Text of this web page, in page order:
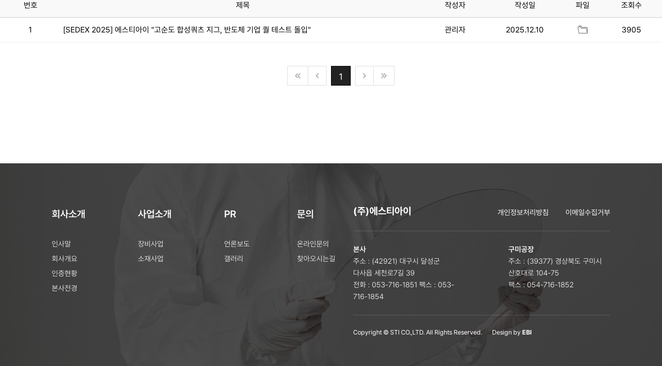
번호 제목 작성자 작성일 파일 조회수
1 [SEDEX 2025] 에스티아이 "고순도 합성쿼츠 지그, 반도체 기업 퀄 테스트 돌입" 관리자 2025.12.10 3905
1
회사소개
인사말
회사개요
인증현황
본사전경
사업소개
장비사업
소재사업
PR
언론보도
갤러리
문의
온라인문의
찾아오시는길
(주)에스티아이 개인정보처리방침 이메일수집거부
본사
주소 : (42921) 대구시 달성군
다사읍 세천로7길 39
전화 : 053-716-1851 팩스 : 053-
716-1854
구미공장
주소 : (39377) 경상북도 구미시
산호대로 104-75
팩스 : 054-716-1852
Copyright © STI CO.,LTD. All Rights Reserved. Design byEBI